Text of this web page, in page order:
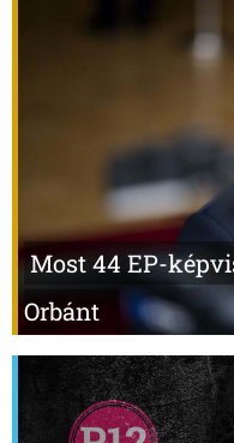
Most 44 EP-
Orbánt